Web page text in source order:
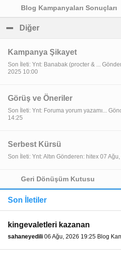
Blog Kampanyaları Sonuçları
Diğer
Kampanya Şikayet
Son İleti: Ynt: Banabak (procter & ...
2025 10:00
Görüş ve Öneriler
Son İleti: Ynt: Foruma yorum yazamı...
14:25
Serbest Kürsü
Son İleti: Ynt: Altın Gönderen: hitex 07
Geri Dönüşüm Kutusu
Son İletiler
kingevaletleri kazanan
sahaneyedili 06 Ağu, 2026 19:25 Blog